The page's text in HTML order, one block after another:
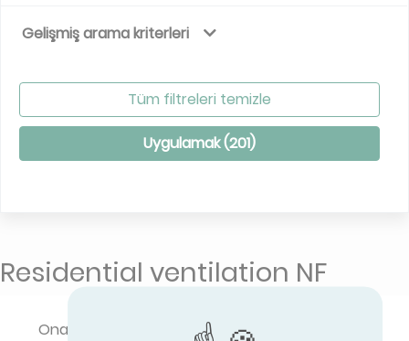
Gelişmiş arama kriterleri
Tüm filtreleri temizle
Uygulamak (201)
Residential ventilation NF
Onaylı performansı görüntülemek için lütfen bir